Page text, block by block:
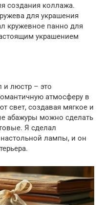
создания коллажа.
для украшения
кружевное панно для
украшением
люстр – это
атмосферу в
свет, создавая мягкое и
абажуры можно сделать
Я сделал
лампы, и он